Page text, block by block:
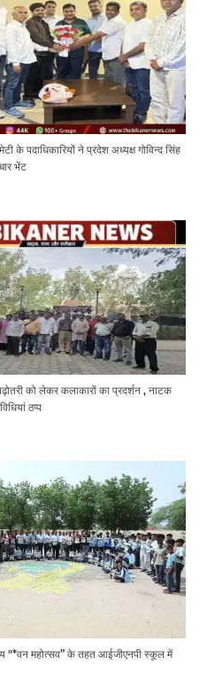
के पदाधिकारियों ने प्रदेश अध्यक्ष गोविन्द सिंह
भेंट
को लेकर कलाकारों का प्रदर्शन , नाटक
ठप्प
"*वन महोत्सव” के तहत आईजीएनपी स्कूल में